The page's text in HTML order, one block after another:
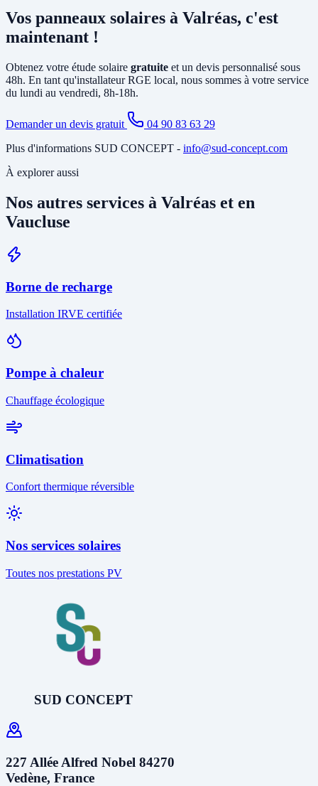
existant et le tirage de câbles DC depuis la toiture. Si votre tableau
est ancien ou sous-dimensionné, une mise à jour partielle peut être
nécessaire. Notre étude gratuite à Valréas identifie tous les travaux
Vos panneaux solaires à Valréas, c'est
maintenant !
Obtenez votre étude solaire gratuite et un devis personnalisé sous
48h. En tant qu'installateur RGE local, nous sommes à votre service
du lundi au vendredi, 8h-18h.
Demander un devis gratuit
04 90 83 63 29
Plus d'informations SUD CONCEPT - info@sud-concept.com
À explorer aussi
Nos autres services à Valréas et en
Vaucluse
Borne de recharge
Installation IRVE certifiée
Pompe à chaleur
Chauffage écologique
Climatisation
Confort thermique réversible
Nos services solaires
Toutes nos prestations PV
SUD CONCEPT
227 Allée Alfred Nobel 84270
Vedène, France